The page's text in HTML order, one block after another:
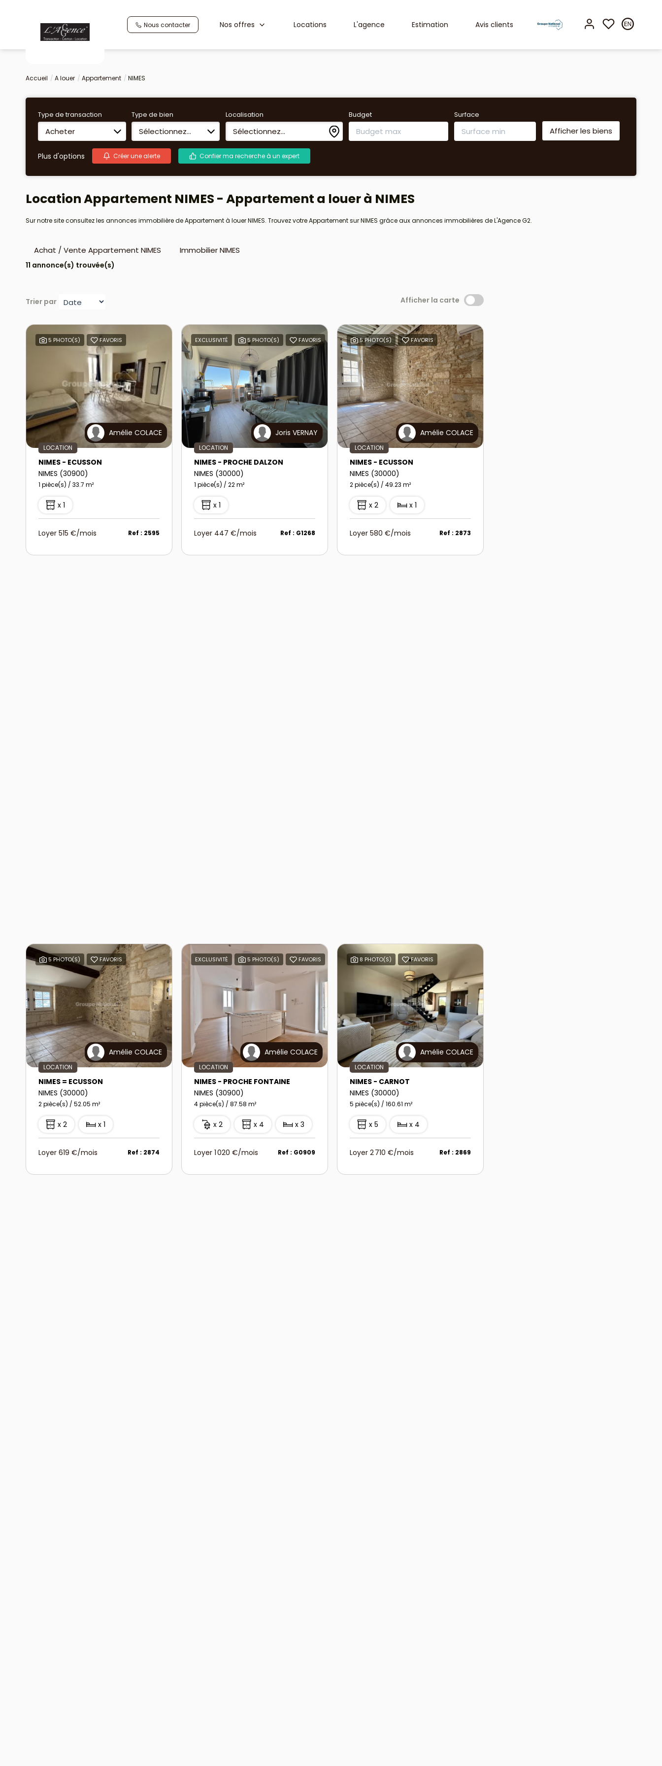
Nous contacter Nos offres Locations L'agence Estimation Avis clients
Accueil A louer Appartement NIMES
Type de transaction
Acheter
Type de bien
Sélectionnez...
Localisation
Sélectionnez...
Budget Surface
Plus d'options Créer une alerte Confier ma recherche à un expert
Location Appartement NIMES - Appartement a louer à NIMES
Sur notre site consultez les annonces immobilière de Appartement à louer NIMES. Trouvez votre Appartement sur NIMES grâce aux annonces immobilières de L'Agence G2.
Achat / Vente Appartement NIMES Immobilier NIMES
11 annonce(s) trouvée(s)
Trier par Afficher la carte
5 PHOTO(S) FAVORIS
Amélie COLACE
LOCATION
NIMES - ECUSSON
NIMES (30900)
1 pièce(s) / 33.7 m²
x 1
Loyer 515 €/mois Ref : 2595
EXCLUSIVITÉ 5 PHOTO(S) FAVORIS
Joris VERNAY
LOCATION
NIMES - PROCHE DALZON
NIMES (30000)
1 pièce(s) / 22 m²
x 1
Loyer 447 €/mois Ref : G1268
5 PHOTO(S) FAVORIS
Amélie COLACE
LOCATION
NIMES - ECUSSON
NIMES (30000)
2 pièce(s) / 49.23 m²
x 2 x 1
Loyer 580 €/mois Ref : 2873
5 PHOTO(S) FAVORIS
Amélie COLACE
LOCATION
NIMES = ECUSSON
NIMES (30000)
2 pièce(s) / 52.05 m²
x 2 x 1
Loyer 619 €/mois Ref : 2874
EXCLUSIVITÉ 5 PHOTO(S) FAVORIS
Amélie COLACE
LOCATION
NIMES - PROCHE FONTAINE
NIMES (30900)
4 pièce(s) / 87.58 m²
x 2 x 4 x 3
Loyer 1 020 €/mois Ref : G0909
8 PHOTO(S) FAVORIS
Amélie COLACE
LOCATION
NIMES - CARNOT
NIMES (30000)
5 pièce(s) / 160.61 m²
x 5 x 4
Loyer 2 710 €/mois Ref : 2869